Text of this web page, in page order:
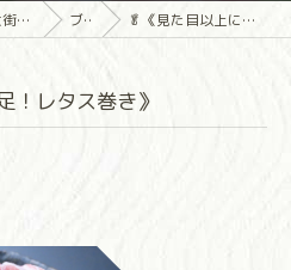
愛媛県大街道の焼き鳥なら大街道立ち飲み焼き鳥 魁(さきがけ) ブログ 🥬《見た目以上に大満足！レタス巻き》
！レタス巻き》